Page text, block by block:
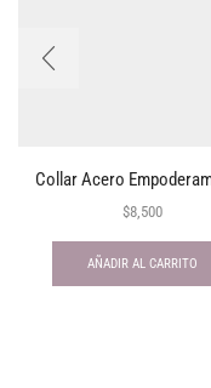
Collar Acero
$8,500
AÑADIR AL CARRITO